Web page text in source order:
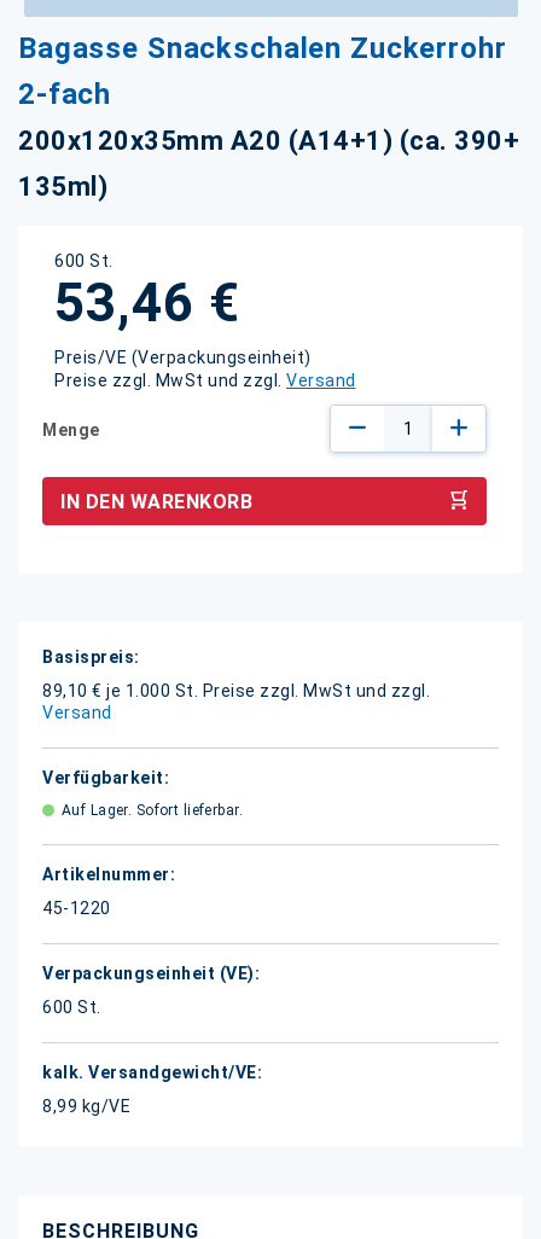
Bagasse Snackschalen Zuckerrohr
2-fach
200x120x35mm A20 (A14+1) (ca. 390+
135ml)
600 St.
53,46 €
Preis/VE (Verpackungseinheit)
Preise zzgl. MwSt und zzgl. Versand
Menge
IN DEN WARENKORB
Weitere
Informationen
89,10 € je 1.000 St.
Preise zzgl. MwSt und zzgl.
Versand
Auf Lager. Sofort lieferbar.
45-1220
600 St.
8,99 kg/VE
Anfang
der
Bildgalerie
springen
BESCHREIBUNG